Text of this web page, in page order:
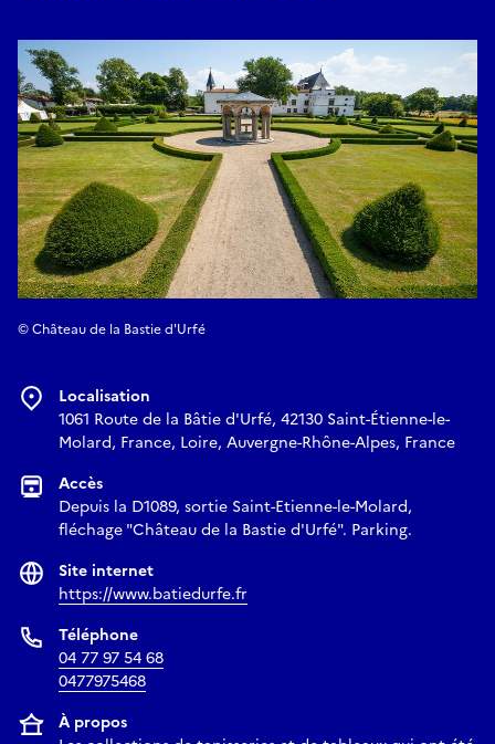
© Château de la Bastie d'Urfé
Localisation
1061 Route de la Bâtie d'Urfé, 42130 Saint-Étienne-le-
Molard, France, Loire, Auvergne-Rhône-Alpes, France
Accès
Depuis la D1089, sortie Saint-Etienne-le-Molard,
fléchage "Château de la Bastie d'Urfé". Parking.
Site internet
https://www.batiedurfe.fr
Téléphone
04 77 97 54 68
0477975468
À propos